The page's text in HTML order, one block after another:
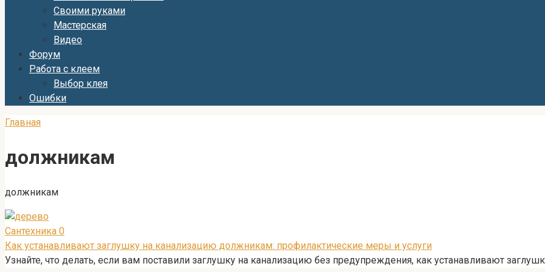
Своими руками
Мастерская
Видео
Форум
Работа с клеем
Выбор клея
Ошибки
Главная
должникам
должникам
Сантехника 0
Как устанавливают заглушку на канализацию должникам: профилактические меры и услуги
Узнайте, что делать, если вам поставили заглушку на канализацию без предупреждения, как устанавливают